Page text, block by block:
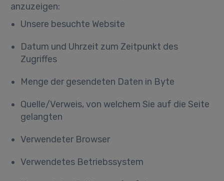
anzuzeigen:
Unsere besuchte Website
Datum und Uhrzeit zum Zeitpunkt des
Zugriffes
Menge der gesendeten Daten in Byte
Quelle/Verweis, von welchem Sie auf die Seite
gelangten
Verwendeter Browser
Verwendetes Betriebssystem